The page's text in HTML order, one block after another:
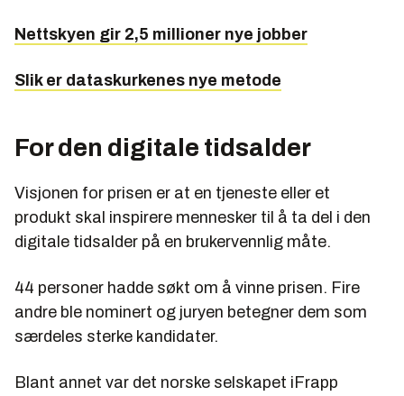
Nettskyen gir 2,5 millioner nye jobber
Slik er dataskurkenes nye metode
For den digitale tidsalder
Visjonen for prisen er at en tjeneste eller et
produkt skal inspirere mennesker til å ta del i den
digitale tidsalder på en brukervennlig måte.
44 personer hadde søkt om å vinne prisen. Fire
andre ble nominert og juryen betegner dem som
særdeles sterke kandidater.
Blant annet var det norske selskapet iFrapp